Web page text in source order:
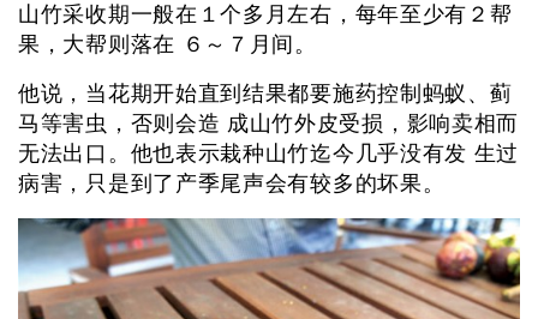
山竹采收期一般在１个多月左右，每年至少有２帮
果，大帮则落在 ６～７月间。
他说，当花期开始直到结果都要施药控制蚂蚁、蓟
马等害虫，否则会造 成山竹外皮受损，影响卖相而
无法出口。他也表示栽种山竹迄今几乎没有发 生过
病害，只是到了产季尾声会有较多的坏果。